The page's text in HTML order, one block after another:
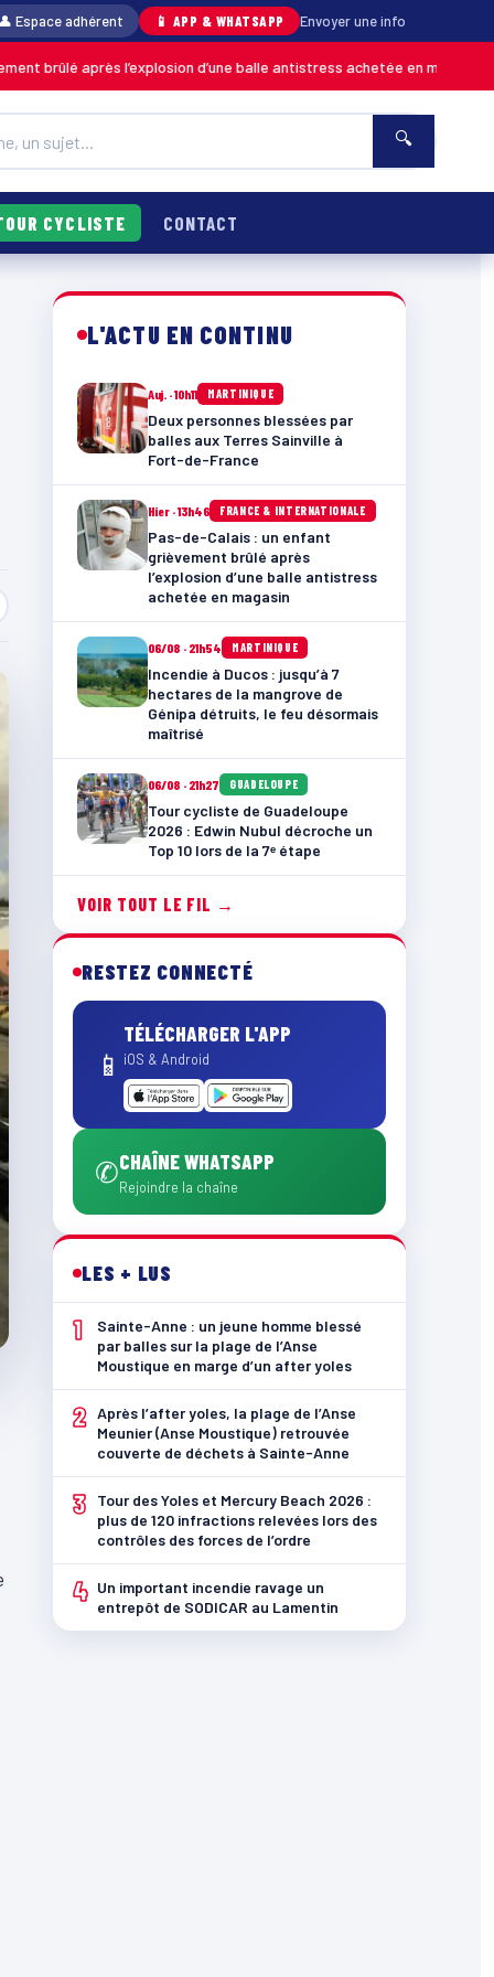
Espace adhérent 📱 APP & WHATSAPP Envoyer une info
l’explosion d’une balle antistress achetée en magasin MARTINIQUE
🔍
CYCLISTE CONTACT
L'ACTU EN CONTINU
Auj. · 10h11 MARTINIQUE
Deux personnes blessées par
balles aux Terres Sainville à
Fort-de-France
Hier · 13h46 FRANCE & INTERNATIONALE
Pas-de-Calais : un enfant
grièvement brûlé après
l’explosion d’une balle antistress
achetée en magasin
06/08 · 21h54 MARTINIQUE
Incendie à Ducos : jusqu’à 7
hectares de la mangrove de
Génipa détruits, le feu désormais
maîtrisé
06/08 · 21h27 GUADELOUPE
Tour cycliste de Guadeloupe
2026 : Edwin Nubul décroche un
Top 10 lors de la 7ᵉ étape
VOIR TOUT LE FIL →
RESTEZ CONNECTÉ
📱
TÉLÉCHARGER L'APP
iOS & Android
✆CHAÎNE WHATSAPP
Rejoindre la chaîne
LES + LUS
1
Sainte-Anne : un jeune homme blessé
par balles sur la plage de l’Anse
Moustique en marge d’un after yoles
2 Après l’after yoles, la plage de l’Anse
Meunier (Anse Moustique) retrouvée
couverte de déchets à Sainte-Anne
3
Tour des Yoles et Mercury Beach 2026 :
plus de 120 infractions relevées lors des
contrôles des forces de l’ordre
4 Un important incendie ravage un
entrepôt de SODICAR au Lamentin